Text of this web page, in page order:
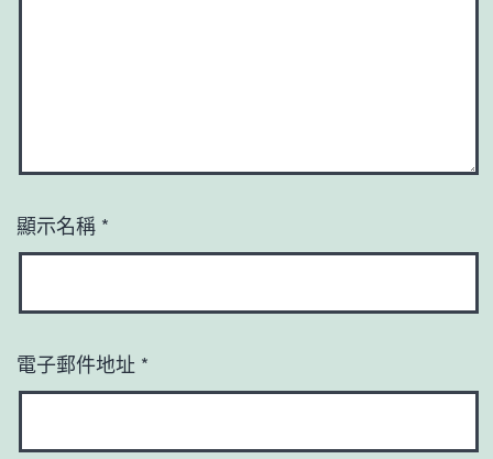
顯示名稱 *
電子郵件地址 *